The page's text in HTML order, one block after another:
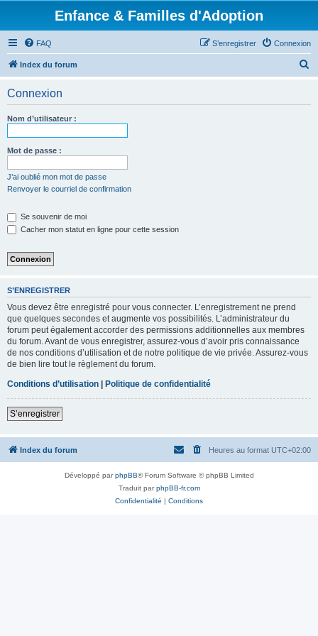
Enfance & Familles d'Adoption
FAQ Connexion
S’enregistrer
Index du forum
Connexion
Nom d’utilisateur :
Mot de passe :
J’ai oublié mon mot de passe
Renvoyer le courriel de confirmation
Se souvenir de moi
Cacher mon statut en ligne pour cette session
S’ENREGISTRER
Vous devez être enregistré pour vous connecter. L’enregistrement ne prend
que quelques secondes et augmente vos possibilités. L’administrateur du
forum peut également accorder des permissions additionnelles aux membres
du forum. Avant de vous enregistrer, assurez-vous d’avoir pris connaissance
de nos conditions d’utilisation et de notre politique de vie privée. Assurez-vous
de bien lire tout le règlement du forum.
Conditions d’utilisation | Politique de confidentialité
S’enregistrer
Index du forum Heures au format UTC+02:00
Développé parphpBB® Forum Software © phpBB Limited
Traduit parphpBB-fr.com
Confidentialité | Conditions